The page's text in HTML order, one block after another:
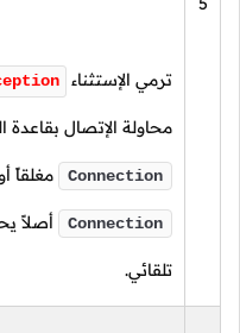
ترمي الإستثناء
محاولة الإتصال بقاعدة
Connection مغلقاً
Connection أصلاً
تلقائي.